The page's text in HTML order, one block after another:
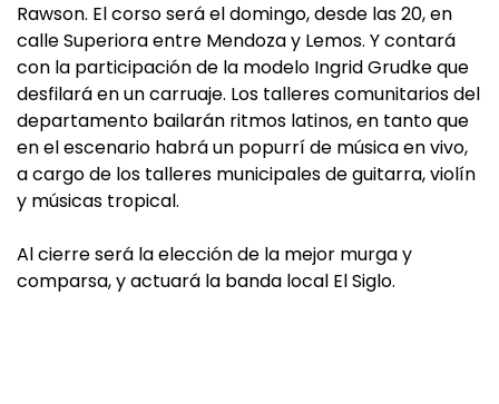
Rawson. El corso será el domingo, desde las 20, en
calle Superiora entre Mendoza y Lemos. Y contará
con la participación de la modelo Ingrid Grudke que
desfilará en un carruaje. Los talleres comunitarios del
departamento bailarán ritmos latinos, en tanto que
en el escenario habrá un popurrí de música en vivo,
a cargo de los talleres municipales de guitarra, violín
y músicas tropical.
Al cierre será la elección de la mejor murga y
comparsa, y actuará la banda local El Siglo.